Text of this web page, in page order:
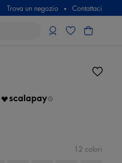
Trova un negozio Contattaci
12 colori